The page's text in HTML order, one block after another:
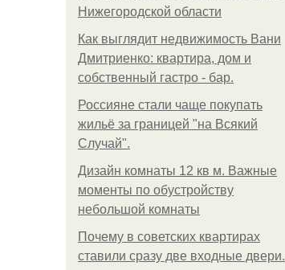
Нижегородской области
Как выглядит недвижимость Вани
Дмитриенко: квартира, дом и
собственный гастро - бар.
Россияне стали чаще покупать
жильё за границей "на Всякий
Случай".
Дизайн комнаты 12 кв м. Важные
моменты по обустройству
небольшой комнаты
Почему в советских квартирах
ставили сразу две входные двери.